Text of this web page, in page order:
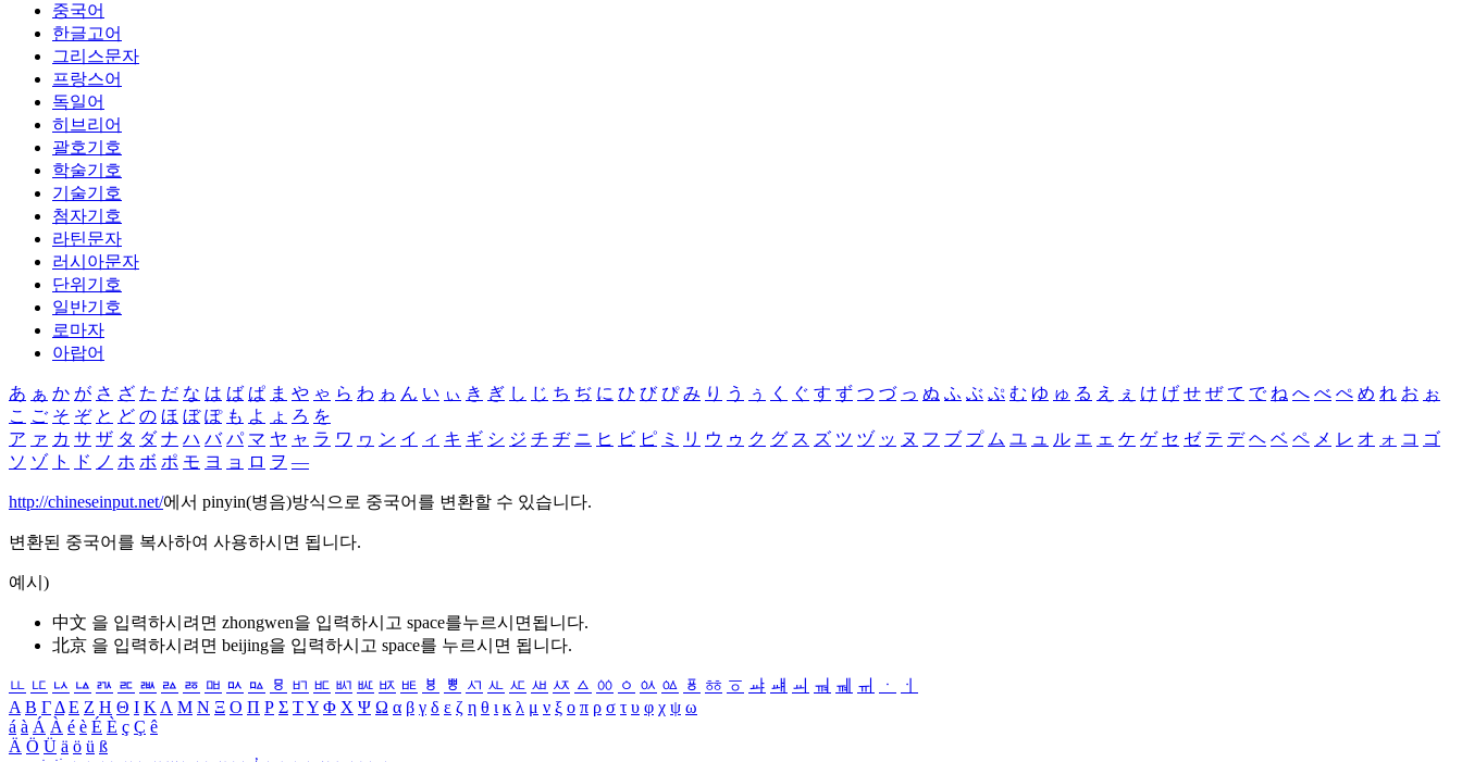
중국어
한글고어
그리스문자
프랑스어
독일어
히브리어
괄호기호
학술기호
기술기호
첨자기호
라틴문자
러시아문자
단위기호
일반기호
로마자
아랍어
あ ぁ か が さ ざ た だ な は ば ぱ ま や ゃ ら わ ゎ ん い ぃ き ぎ し じ ち ぢ に ひ び ぴ み り う ぅ く ぐ す ず つ づ っ ぬ ふ ぶ ぷ む ゆ ゅ る え ぇ け げ せ ぜ て で ね へ べ ぺ め れ お ぉ
こ ご そ ぞ と ど の ほ ぼ ぽ も よ ょ ろ を
ア ァ カ サ ザ タ ダ ナ ハ バ パ マ ヤ ャ ラ ワ ヮ ン イ ィ キ ギ シ ジ チ ヂ ニ ヒ ビ ピ ミ リ ウ ゥ ク グ ス ズ ツ ヅ ッ ヌ フ ブ プ ム ユ ュ ル エ ェ ケ ゲ セ ゼ テ デ ヘ ベ ペ メ レ オ ォ コ ゴ
ソ ゾ ト ド ノ ホ ボ ポ モ ヨ ョ ロ ヲ ―
http://chineseinput.net/에서 pinyin(병음)방식으로 중국어를 변환할 수 있습니다.
변환된 중국어를 복사하여 사용하시면 됩니다.
예시)
中文 을 입력하시려면 zhongwen을 입력하시고 space를누르시면됩니다.
北京 을 입력하시려면 beijing을 입력하시고 space를 누르시면 됩니다.
ㅥ ㅦ ㅧ ㅨ ㅩ ㅪ ㅫ ㅬ ㅭ ㅮ ㅯ ㅰ ㅱ ㅲ ㅳ ㅴ ㅵ ㅶ ㅷ ㅸ ㅹ ㅺ ㅻ ㅼ ㅽ ㅾ ㅿ ㆀ ㆁ ㆂ ㆃ ㆄ ㆅ ㆆ ㆇ ㆈ ㆉ ㆊ ㆋ ㆌ ㆍ
ㆎ
Α Β ΓΔ Ε Ζ Η Θ Ι ΚΛ Μ Ν Ξ Ο Π Ρ Σ ΤΥ Φ Χ Ψ Ω α β γ δ ε ζ η θ ι κ λ μ ν ξ ο π ρ σ τ υ φ χ ψ ω
á à Á À é è É È ç Ç ê
Ä Ö Ü ä ö ü ß